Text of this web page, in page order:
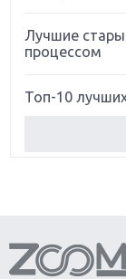
Лучшие
процессом
Топ-10
Обзор игры